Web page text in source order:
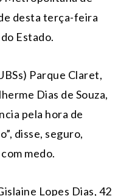
desta terça-feira
Estado.
Parque Claret,
Dias de Souza,
pela hora de
disse, seguro,
medo.
Lopes Dias, 42